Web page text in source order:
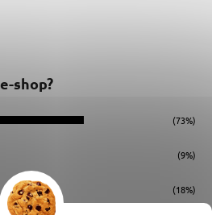
shop?
(73%)
(9%)
(18%)